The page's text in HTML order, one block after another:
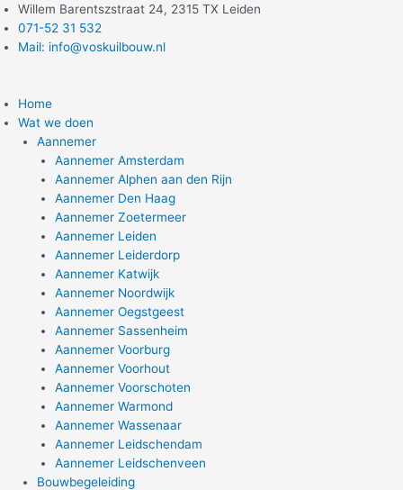
Ga
naar
de
Willem Barentszstraat 24, 2315 TX Leiden
071-52 31 532
Mail: info@voskuilbouw.nl
Home
Wat we doen
Aannemer
Aannemer Amsterdam
Aannemer Alphen aan den Rijn
Aannemer Den Haag
Aannemer Zoetermeer
Aannemer Leiden
Aannemer Leiderdorp
Aannemer Katwijk
Aannemer Noordwijk
Aannemer Oegstgeest
Aannemer Sassenheim
Aannemer Voorburg
Aannemer Voorhout
Aannemer Voorschoten
Aannemer Warmond
Aannemer Wassenaar
Aannemer Leidschendam
Aannemer Leidschenveen
Bouwbegeleiding